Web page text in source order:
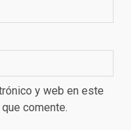
y web en este
comente.